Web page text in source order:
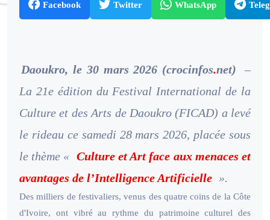
Facebook Twitter WhatsApp
Daoukro, le 30 mars 2026 (crocinfos.net)
–
La 21e édition du Festival International de la
Culture et des Arts de Daoukro (FICAD) a levé
le rideau ce samedi 28 mars 2026, placée sous
le thème « Culture et Art face aux menaces et
avantages de l’Intelligence Artificielle ».
Des milliers de festivaliers, venus des quatre coins de la Côte
d'Ivoire, ont vibré au rythme du patrimoine culturel des